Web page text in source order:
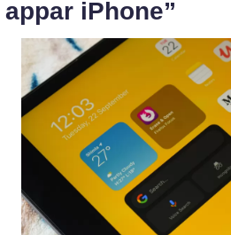
iPhone”